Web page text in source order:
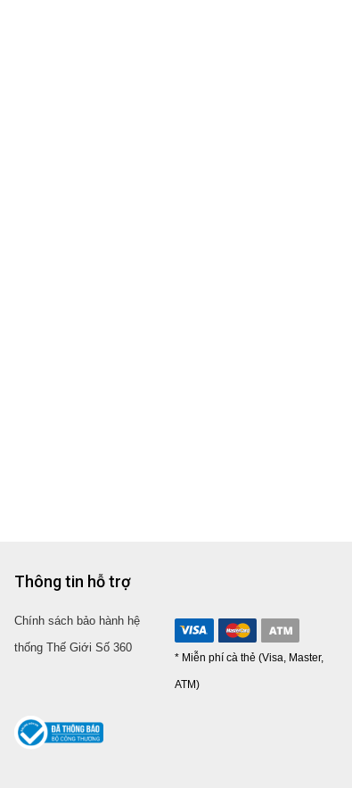
Thông tin hỗ trợ
Chính sách bảo hành hệ
thống Thế Giới Số 360
* Miễn phí cà thẻ (Visa, Master,
ATM)